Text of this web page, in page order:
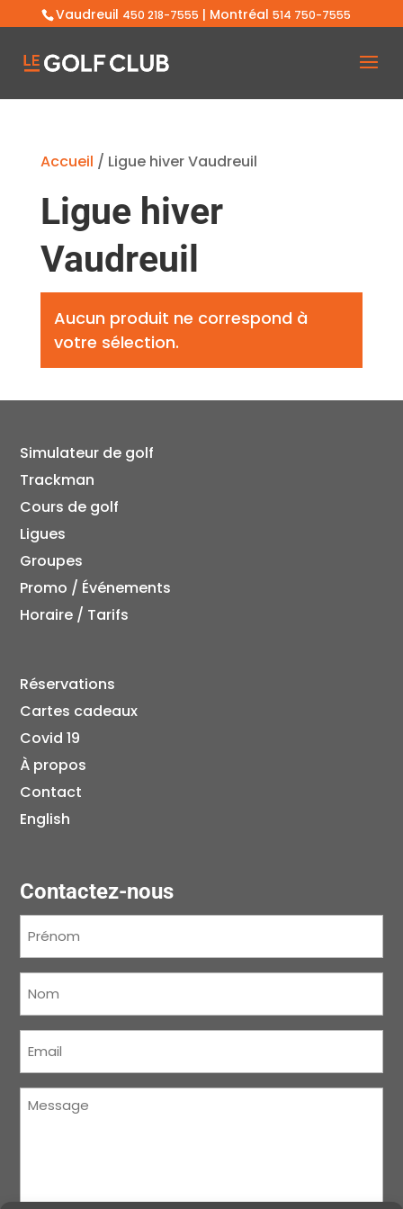
Vaudreuil 450 218-7555 | Montréal 514 750-7555
Accueil / Ligue hiver Vaudreuil
Ligue hiver
Vaudreuil
Aucun produit ne correspond à
votre sélection.
Simulateur de golf
Trackman
Cours de golf
Ligues
Groupes
Promo / Événements
Horaire / Tarifs
Réservations
Cartes cadeaux
Covid 19
À propos
Contact
English
Contactez-nous
Message